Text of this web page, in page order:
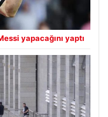
yapacağını yaptı